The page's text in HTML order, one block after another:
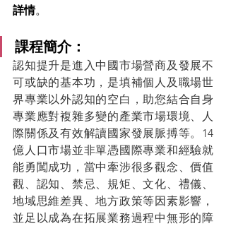
詳情。
課程簡介：
認知提升是進入中國市場營商及發展不
可或缺的基本功，是填補個人及職場世
界專業以外認知的空白，助您結合自身
專業應對複雜多變的產業市場環境、人
際關係及有效解讀國家發展脈搏等。14
億人口市場並非單憑國際專業和經驗就
能勇闖成功，當中牽涉很多觀念、價值
觀、認知、禁忌、規矩、文化、禮儀、
地域思維差異、地方政策等因素影響，
並足以成為在拓展業務過程中無形的障